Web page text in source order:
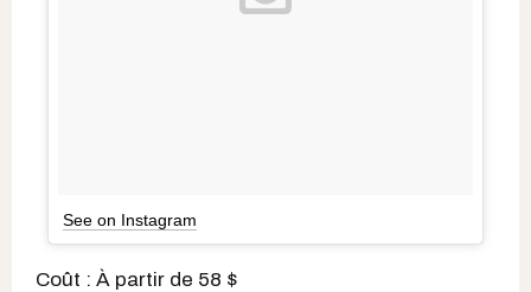
See on Instagram
Coût : À partir de 58 $